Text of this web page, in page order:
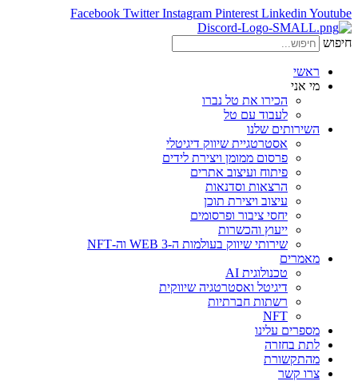
Facebook Twitter Instagram Pinterest Linkedin Youtube
חיפוש
ראשי
מי אני
הכירו את טל נברו
לעבוד עם טל
השירותים שלנו
אסטרטגיית שיווק דיגיטלי
פרסום ממומן ויצירת לידים
פיתוח ועיצוב אתרים
הרצאות וסדנאות
עיצוב ויצירת תוכן
יחסי ציבור ופרסומים
ייעוץ והכשרות
שירותי שיווק בעולמות ה-WEB 3 וה-NFT
מאמרים
טכנולוגית AI
דיגיטל ואסטרטגיה שיווקית
רשתות חברתיות
NFT
מספרים עלינו
לתת בחזרה
מהתקשורת
צרו קשר